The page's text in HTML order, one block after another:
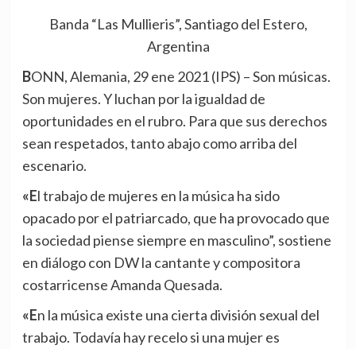
Banda “Las Mullieris”, Santiago del Estero,
Argentina
BONN, Alemania, 29 ene 2021 (IPS) – Son músicas.
Son mujeres. Y luchan por la igualdad de
oportunidades en el rubro. Para que sus derechos
sean respetados, tanto abajo como arriba del
escenario.
«El trabajo de mujeres en la música ha sido
opacado por el patriarcado, que ha provocado que
la sociedad piense siempre en masculino”, sostiene
en diálogo con DW la cantante y compositora
costarricense Amanda Quesada.
«En la música existe una cierta división sexual del
trabajo. Todavía hay recelo si una mujer es